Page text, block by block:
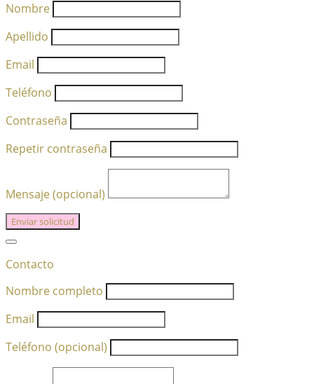
Nombre
Apellido
Email
Teléfono
Contraseña
Repetir contraseña
Mensaje (opcional)
Enviar solicitud
Contacto
Nombre completo
Email
Teléfono (opcional)